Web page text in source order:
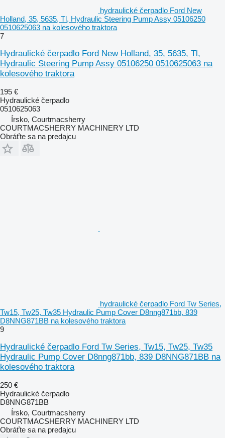
hydraulické čerpadlo Ford New
Holland, 35, 5635, Tl, Hydraulic Steering Pump Assy 05106250
0510625063 na kolesového traktora
7
Hydraulické čerpadlo Ford New Holland, 35, 5635, Tl,
Hydraulic Steering Pump Assy 05106250 0510625063 na
kolesového traktora
195 €
Hydraulické čerpadlo
0510625063
Írsko, Courtmacsherry
COURTMACSHERRY MACHINERY LTD
Obráťte sa na predajcu
hydraulické čerpadlo Ford Tw Series,
Tw15, Tw25, Tw35 Hydraulic Pump Cover D8nng871bb, 839
D8NNG871BB na kolesového traktora
9
Hydraulické čerpadlo Ford Tw Series, Tw15, Tw25, Tw35
Hydraulic Pump Cover D8nng871bb, 839 D8NNG871BB na
kolesového traktora
250 €
Hydraulické čerpadlo
D8NNG871BB
Írsko, Courtmacsherry
COURTMACSHERRY MACHINERY LTD
Obráťte sa na predajcu